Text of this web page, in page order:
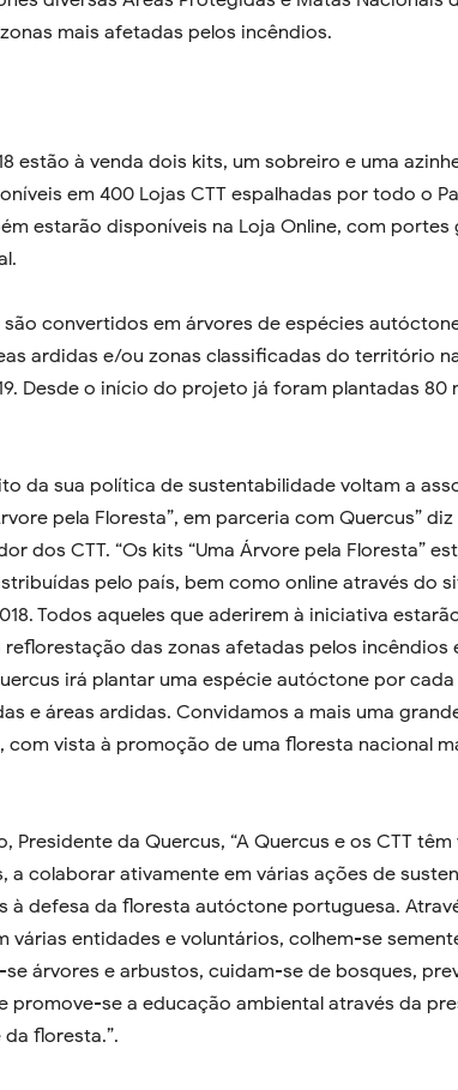
mais afetadas pelos incêndios.
estão à venda dois kits, um sobreiro e uma
em 400 Lojas CTT espalhadas por todo o
estarão disponíveis na Loja Online, com portes
convertidos em árvores de espécies
ardidas e/ou zonas classificadas do território
Desde o início do projeto já foram plantadas 80
da sua política de sustentabilidade voltam a
pela Floresta”, em parceria com Quercus”
dos CTT. “Os kits “Uma Árvore pela Floresta”
pelo país, bem como online através do
Todos aqueles que aderirem à iniciativa
das zonas afetadas pelos incêndios
irá plantar uma espécie autóctone por
e áreas ardidas. Convidamos a mais uma
com vista à promoção de uma floresta nacional
Presidente da Quercus, “A Quercus e os CTT
a colaborar ativamente em várias ações de
à defesa da floresta autóctone portuguesa.
várias entidades e voluntários, colhem-se
árvores e arbustos, cuidam-se de bosques,
promove-se a educação ambiental através da
floresta.”.